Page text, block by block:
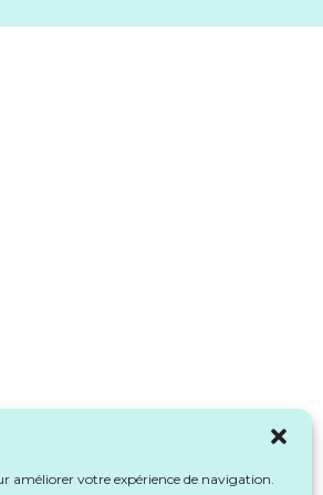
améliorer votre expérience de navigation.